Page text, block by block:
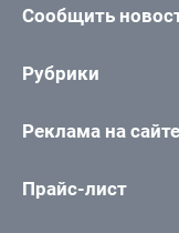
Сообщить
Рубрики
Реклама на сайте
Прайс-лист